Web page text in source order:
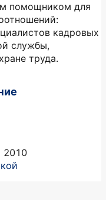
помощником для
кадровых
службы,
труда.
2010